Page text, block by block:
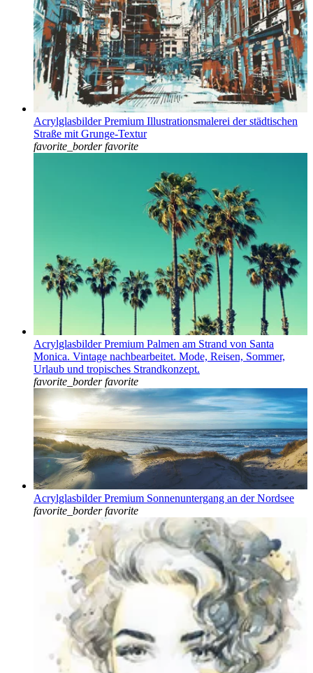
Acrylglasbilder Premium Illustrationsmalerei der städtischen
Straße mit Grunge-Textur
favorite_border favorite
Acrylglasbilder Premium Palmen am Strand von Santa
Monica. Vintage nachbearbeitet. Mode, Reisen, Sommer,
Urlaub und tropisches Strandkonzept.
favorite_border favorite
Acrylglasbilder Premium Sonnenuntergang an der Nordsee
favorite_border favorite